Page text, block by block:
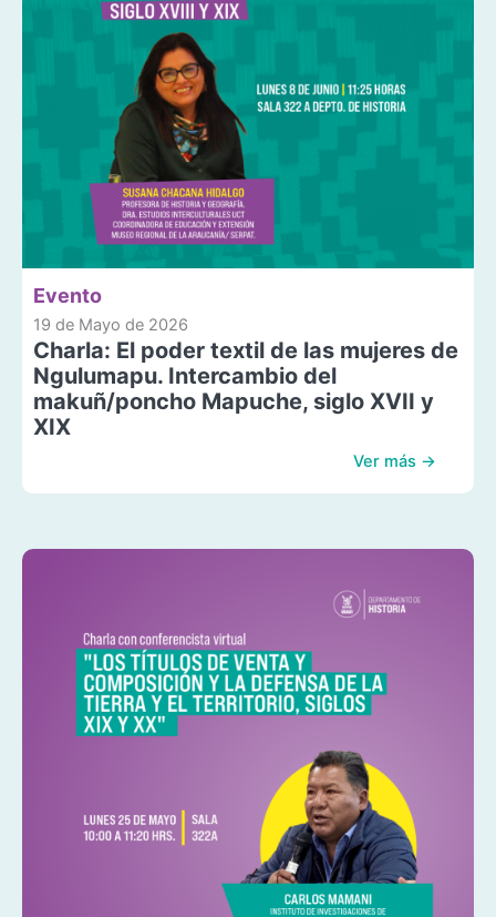
Evento
19 de Mayo de 2026
Charla: El poder textil de las mujeres de
Ngulumapu. Intercambio del
makuñ/poncho Mapuche, siglo XVII y
XIX
Ver más →